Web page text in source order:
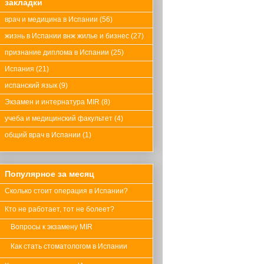
закладки
врач и медицина в Испании (56)
жизнь в Испании внж жилье и бизнес (27)
признание диплома в Испании (25)
Испания (21)
испанский язык (9)
Экзамен и интернатура MIR (8)
учеба и медицинский факультет (4)
общий врач в Испании (1)
Популярное за месяц
Сколько стоит операция в Испании?
Кто не работает, тот не болеет?
Вопросы к экзамену MIR
Как стать стоматологом в Испании